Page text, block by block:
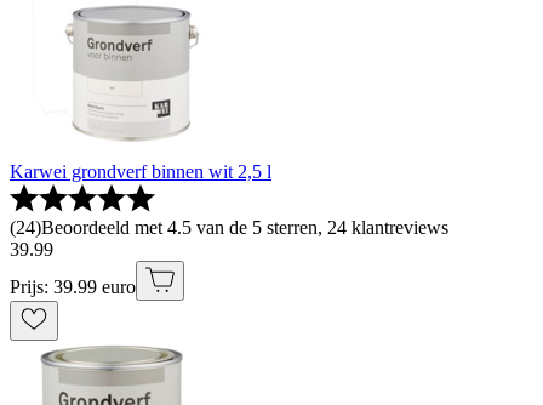
Karwei grondverf binnen wit 2,5 l
(24)Beoordeeld met 4.5 van de 5 sterren, 24 klantreviews
39.99
Prijs: 39.99 euro